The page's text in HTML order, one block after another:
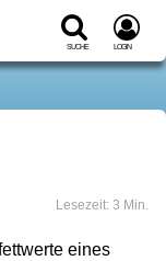
Suche Login
Lesezeit: 3 Min.
eines